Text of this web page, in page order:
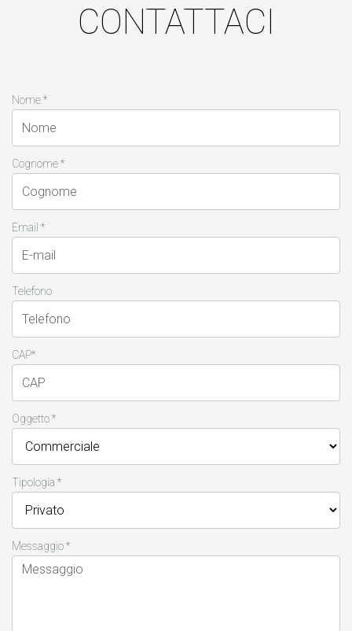
CONTATTACI
Nome *
Cognome *
Email *
Telefono
CAP*
Oggetto *
Tipologia *
Messaggio *